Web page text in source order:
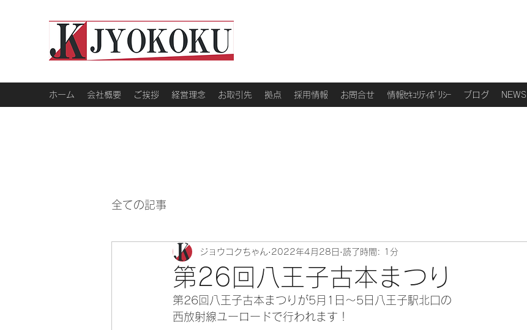
ホーム 会社概要 ご挨拶 経営理念 お取引先 拠点 採用情報 お問合せ 情報ｾｷｭﾘﾃｨﾎﾟﾘｼｰ ブログ NEWS
全ての記事
第26回八王子古本まつり
ジョウコクちゃん 2022年4月28日 読了時間: 1分
第26回八王子古本まつりが5月1日～5日八王子駅北口の
西放射線ユーロードで行われます！